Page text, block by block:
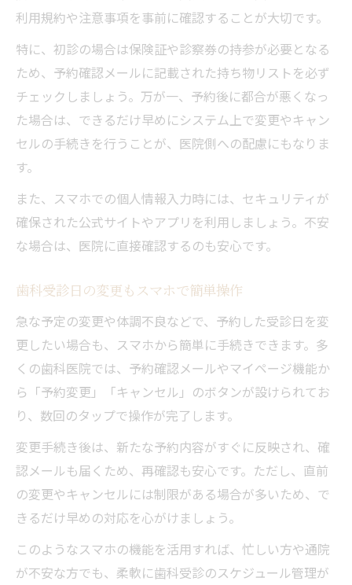
利用規約や注意事項を事前に確認することが大切です。
特に、初診の場合は保険証や診察券の持参が必要となる
ため、予約確認メールに記載された持ち物リストを必ず
チェックしましょう。万が一、予約後に都合が悪くなっ
た場合は、できるだけ早めにシステム上で変更やキャン
セルの手続きを行うことが、医院側への配慮にもなりま
す。
また、スマホでの個人情報入力時には、セキュリティが
確保された公式サイトやアプリを利用しましょう。不安
な場合は、医院に直接確認するのも安心です。
歯科受診日の変更もスマホで簡単操作
急な予定の変更や体調不良などで、予約した受診日を変
更したい場合も、スマホから簡単に手続きできます。多
くの歯科医院では、予約確認メールやマイページ機能か
ら「予約変更」「キャンセル」のボタンが設けられてお
り、数回のタップで操作が完了します。
変更手続き後は、新たな予約内容がすぐに反映され、確
認メールも届くため、再確認も安心です。ただし、直前
の変更やキャンセルには制限がある場合が多いため、で
きるだけ早めの対応を心がけましょう。
このようなスマホの機能を活用すれば、忙しい方や通院
が不安な方でも、柔軟に歯科受診のスケジュール管理が